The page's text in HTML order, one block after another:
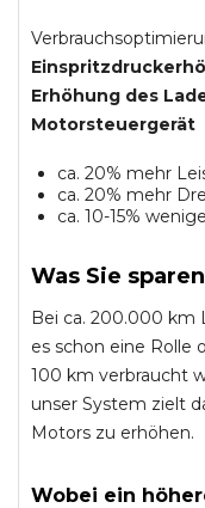
Erhöhung des
Motorsteuergerät
ca. 20% mehr
ca. 20% mehr
ca. 10-15%
Was Sie
Bei ca. 200.000 km
es schon eine Rolle
100 km verbraucht
unser System zielt
Motors zu erhöhen.
Wobei ein